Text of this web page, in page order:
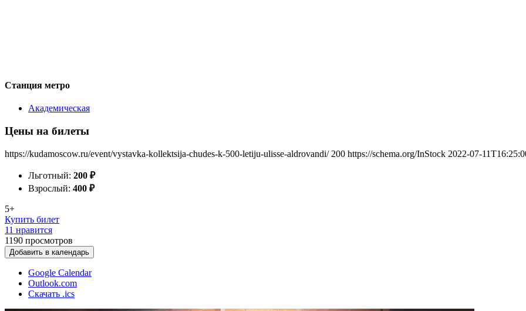
Станция метро
Академическая
Цены на билеты
https://kudamoscow.ru/event/vystavka-kollektsija-chudes-k-500-letiju-ulisse-aldrovandi/ 200 https://schema.org/InStock 2022-07-
Льготный: 200 ₽
Взрослый: 400 ₽
5+
Купить билет
11 нравится
1190 просмотров
Добавить в календарь
Google Calendar
Outlook.com
Скачать .ics